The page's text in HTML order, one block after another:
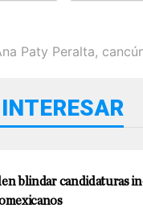
Paty Peralta,
blindar candidaturas